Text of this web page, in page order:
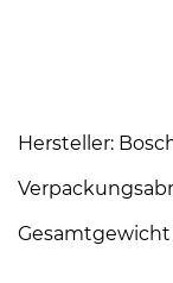
Hersteller:
Gesamtgewicht